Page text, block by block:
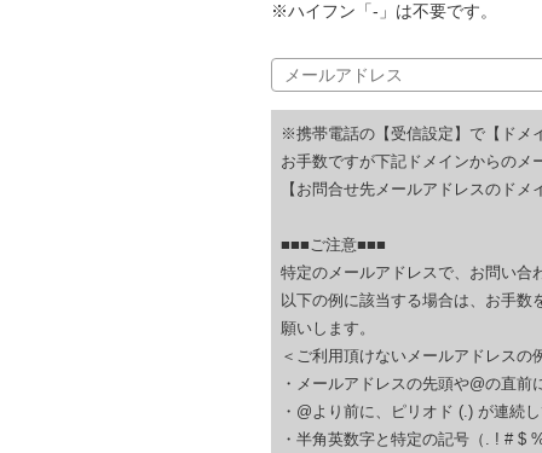
※ハイフン「-」は不要です。
※携帯電話の【受信設定】で【ドメ
お手数ですが下記ドメインからのメ
【お問合せ先メールアドレスのドメ
■■■ご注意■■■
特定のメールアドレスで、お問い合
以下の例に該当する場合は、お手
願いします。
＜ご利用頂けないメールアドレスの
・メールアドレスの先頭や@の直
・@より前に、ピリオド (.) が連続
・半角英数字と特定の記号（. ! # $